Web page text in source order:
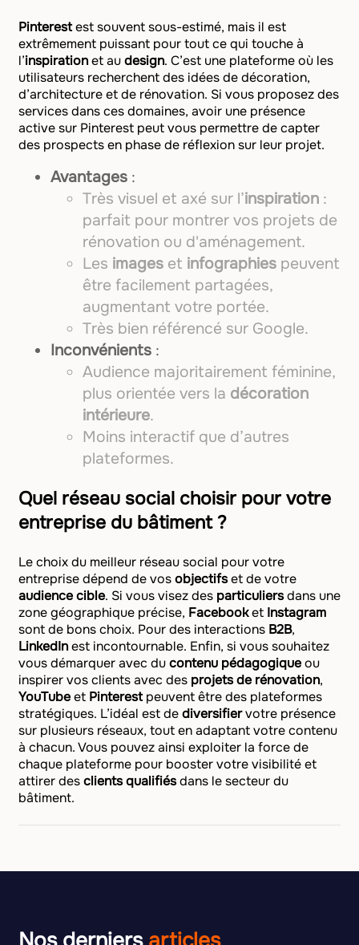
Pinterestest souvent sous-estimé, mais il est
extrêmement puissant pour tout ce qui touche à
l’inspirationet audesign. C’est une plateforme où les
utilisateurs recherchent des idées de décoration,
d’architecture et de rénovation. Si vous proposez des
services dans ces domaines, avoir une présence
active sur Pinterest peut vous permettre de capter
des prospects en phase de réflexion sur leur projet.
Avantages:
Très visuel et axé sur l’inspiration:
parfait pour montrer vos projets de
rénovation ou d'aménagement.
Les imageset infographiespeuvent
être facilement partagées,
augmentant votre portée.
Très bien référencé sur Google.
Inconvénients:
Audience majoritairement féminine,
plus orientée vers la décoration
intérieure.
Moins interactif que d’autres
plateformes.
Quel réseau social choisir pour votre
entreprise du bâtiment ?
Le choix du meilleur réseau social pour votre
entreprise dépend de vosobjectifset de votre
audience cible. Si vous visez des particuliersdans une
zone géographique précise, Facebooket Instagram
sont de bons choix. Pour des interactions B2B,
LinkedInest incontournable. Enfin, si vous souhaitez
vous démarquer avec ducontenu pédagogiqueou
inspirer vos clients avec des projets de rénovation,
YouTubeet Pinterestpeuvent être des plateformes
stratégiques. L’idéal est dediversifiervotre présence
sur plusieurs réseaux, tout en adaptant votre contenu
à chacun. Vous pouvez ainsi exploiter la force de
chaque plateforme pour booster votre visibilité et
attirer desclients qualifiésdans le secteur du
bâtiment.